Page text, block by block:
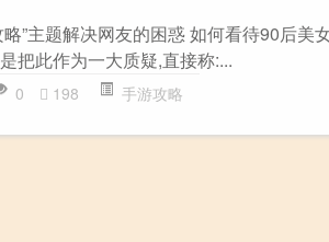
”主题解决网友的困惑 如何看待90后
把此作为一大质疑,直接称:...
0 198 手游攻略